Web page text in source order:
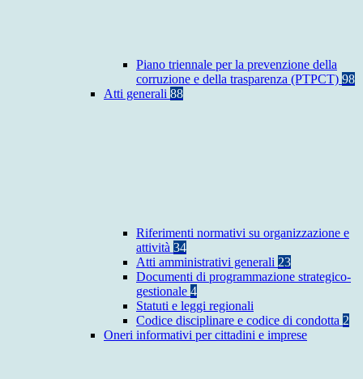
Piano triennale per la prevenzione della
corruzione e della trasparenza (PTPCT) 98
Atti generali 88
Riferimenti normativi su organizzazione e
attività 34
Atti amministrativi generali 23
Documenti di programmazione strategico-
gestionale 4
Statuti e leggi regionali
Codice disciplinare e codice di condotta 2
Oneri informativi per cittadini e imprese